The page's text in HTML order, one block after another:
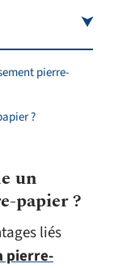
pierre-
?
un
papier ?
liés
pierre-